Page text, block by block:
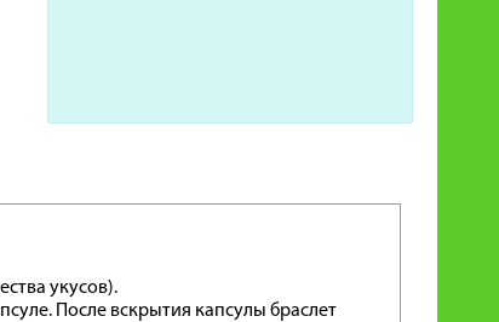
укусов).
После вскрытия капсулы браслет